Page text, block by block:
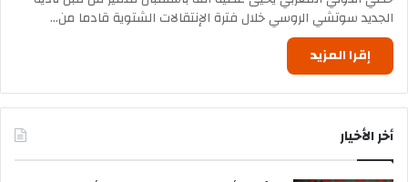
الجديد سوتشي الروسي خلال فترة الإنتقالات الشتوية قادما من…
إقرا المزيد
أخر الأخيار